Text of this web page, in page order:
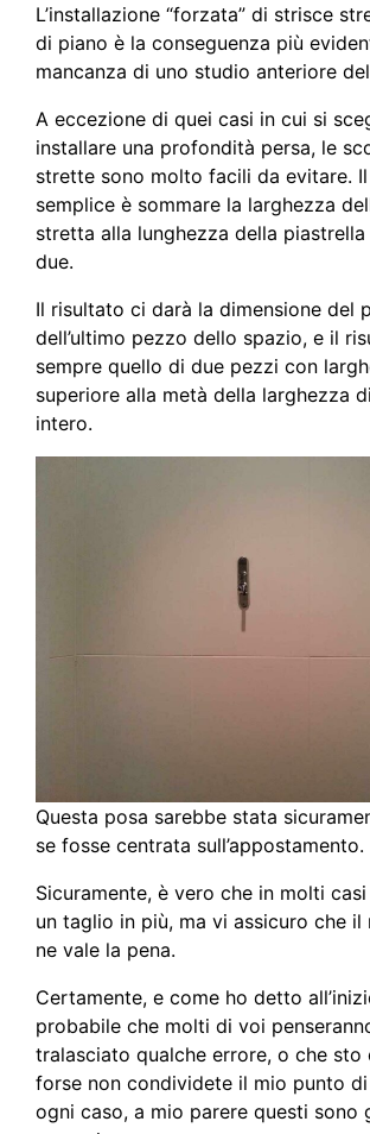
L’installazione “forzata” di strisce
di piano è la conseguenza più
mancanza di uno studio anteriore
A eccezione di quei casi in cui si
installare una profondità persa, le
strette sono molto facili da evitare.
semplice è sommare la larghezza
stretta alla lunghezza della
due.
Il risultato ci darà la dimensione del
dell’ultimo pezzo dello spazio, e il
sempre quello di due pezzi con
superiore alla metà della larghezza
intero.
Questa posa sarebbe stata
se fosse centrata sull’appostamento.
Sicuramente, è vero che in molti
un taglio in più, ma vi assicuro che
ne vale la pena.
Certamente, e come ho detto
probabile che molti di voi
tralasciato qualche errore, o che sto
forse non condividete il mio punto
ogni caso, a mio parere questi sono